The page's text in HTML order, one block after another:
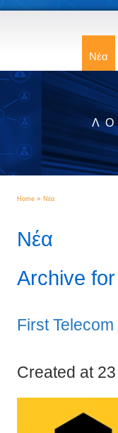
Νέα
Home » Νέα
Νέα
Archive
First
Created at